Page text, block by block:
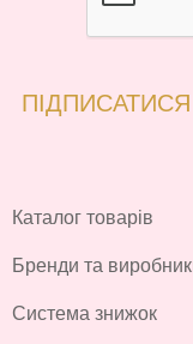
Каталог товарів
Бренди та
Система знижок